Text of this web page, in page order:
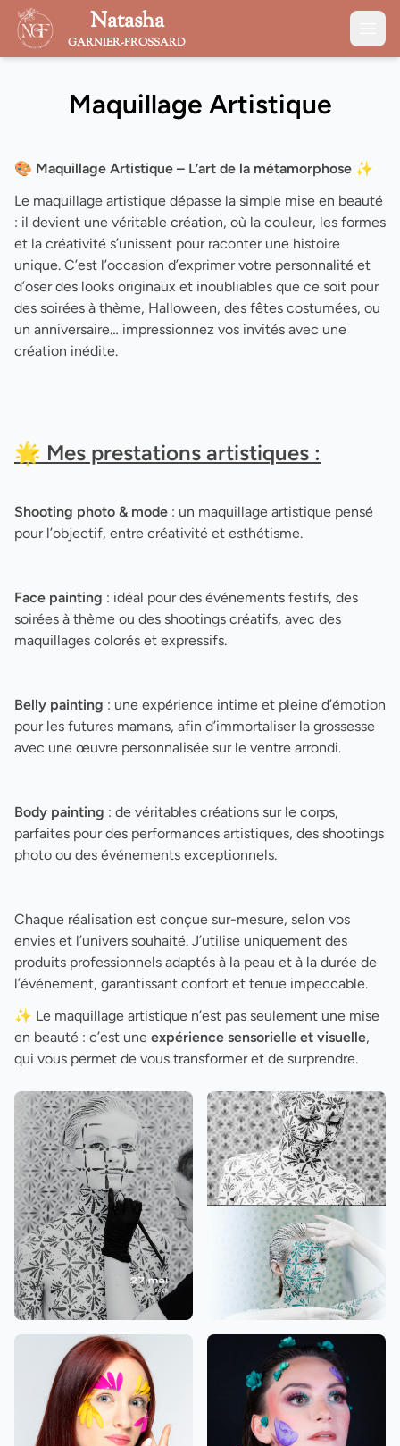
Natasha
GARNIER-FROSSARD
Maquillage Artistique
🎨 Maquillage Artistique – L’art de la métamorphose ✨
Le maquillage artistique dépasse la simple mise en beauté
: il devient une véritable création, où la couleur, les formes
et la créativité s’unissent pour raconter une histoire
unique. C’est l’occasion d’exprimer votre personnalité et
d’oser des looks originaux et inoubliables que ce soit pour
des soirées à thème, Halloween, des fêtes costumées, ou
un anniversaire… impressionnez vos invités avec une
création inédite.
🌟 Mes prestations artistiques :
Shooting photo & mode : un maquillage artistique pensé
pour l’objectif, entre créativité et esthétisme.
Face painting : idéal pour des événements festifs, des
soirées à thème ou des shootings créatifs, avec des
maquillages colorés et expressifs.
Belly painting : une expérience intime et pleine d’émotion
pour les futures mamans, afin d’immortaliser la grossesse
avec une œuvre personnalisée sur le ventre arrondi.
Body painting : de véritables créations sur le corps,
parfaites pour des performances artistiques, des shootings
photo ou des événements exceptionnels.
Chaque réalisation est conçue sur-mesure, selon vos
envies et l’univers souhaité. J’utilise uniquement des
produits professionnels adaptés à la peau et à la durée de
l’événement, garantissant confort et tenue impeccable.
✨ Le maquillage artistique n’est pas seulement une mise
en beauté : c’est une expérience sensorielle et visuelle,
qui vous permet de vous transformer et de surprendre.